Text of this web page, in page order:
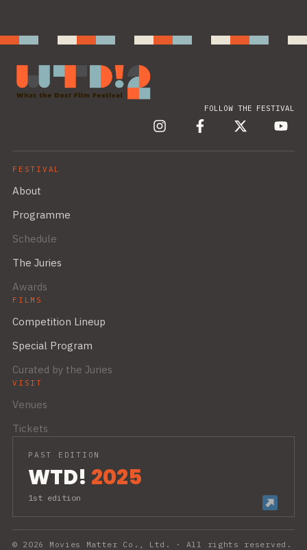
FOLLOW THE FESTIVAL
FESTIVAL
About
Programme
Schedule
The Juries
Awards
FILMS
Competition Lineup
Special Program
Curated by the Juries
VISIT
Venues
Tickets
PAST EDITION
WTD! 2025
1st edition
© 2026 Movies Matter Co., Ltd. · All rights reserved.